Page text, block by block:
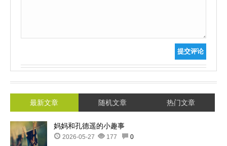
提交评论
最新文章 随机文章 热门文章
妈妈和孔德遥的小趣事
2026-05-27 177 0